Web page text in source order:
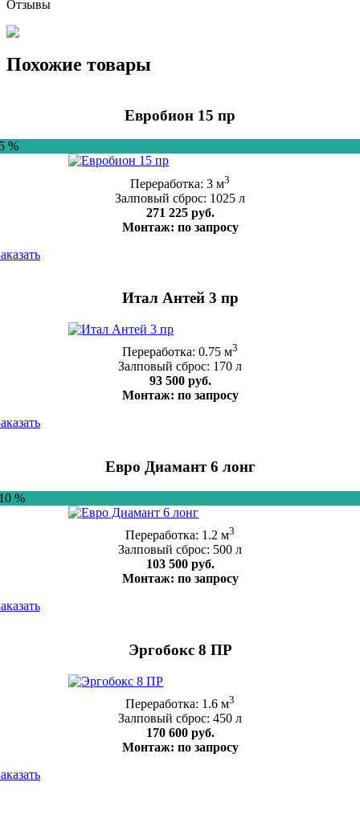
Отзывы
Похожие товары
Евробион 15 пр
%
Переработка: 3 м3
Залповый сброс: 1025 л
271 225 руб.
Монтаж: по запросу
Итал Антей 3 пр
Переработка: 0.75 м3
Залповый сброс: 170 л
93 500 руб.
Монтаж: по запросу
Евро Диамант 6 лонг
%
Переработка: 1.2 м3
Залповый сброс: 500 л
103 500 руб.
Монтаж: по запросу
Эргобокс 8 ПР
Переработка: 1.6 м3
Залповый сброс: 450 л
170 600 руб.
Монтаж: по запросу